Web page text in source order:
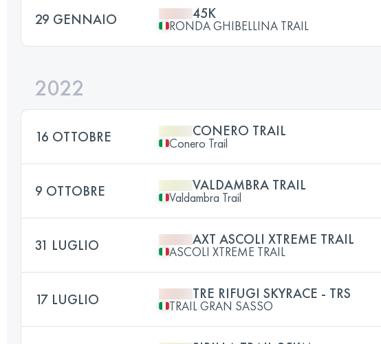
29 GENNAIO 45K
RONDA GHIBELLINA TRAIL
2022
16 OTTOBRE CONERO TRAIL
Conero Trail
9 OTTOBRE VALDAMBRA TRAIL
Valdambra Trail
31 LUGLIO AXT ASCOLI XTREME TRAIL
ASCOLI XTREME TRAIL
17 LUGLIO TRE RIFUGI SKYRACE - TRS
TRAIL GRAN SASSO